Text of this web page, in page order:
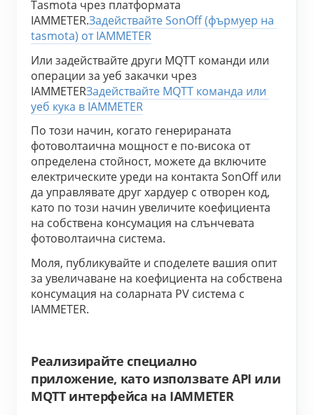
Tasmota чрез платформата
IAMMETER.Задействайте SonOff (фърмуер на
tasmota) от IAMMETER
Или задействайте други MQTT команди или
операции за уеб закачки чрез
IAMMETERЗадействайте MQTT команда или
уеб кука в IAMMETER
По този начин, когато генерираната
фотоволтаична мощност е по-висока от
определена стойност, можете да включите
електрическите уреди на контакта SonOff или
да управлявате друг хардуер с отворен код,
като по този начин увеличите коефициента
на собствена консумация на слънчевата
фотоволтаична система.
Моля, публикувайте и споделете вашия опит
за увеличаване на коефициента на собствена
консумация на соларната PV система с
IAMMETER.
Реализирайте специално
приложение, като използвате API или
MQTT интерфейса на IAMMETER